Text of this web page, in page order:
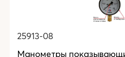
25913-08
Манометры